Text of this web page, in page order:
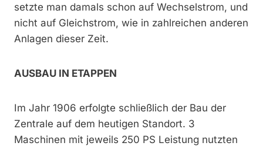
setzte man damals schon auf Wechselstrom, und
nicht auf Gleichstrom, wie in zahlreichen anderen
Anlagen dieser Zeit.
AUSBAU IN ETAPPEN
Im Jahr 1906 erfolgte schließlich der Bau der
Zentrale auf dem heutigen Standort. 3
Maschinen mit jeweils 250 PS Leistung nutzten